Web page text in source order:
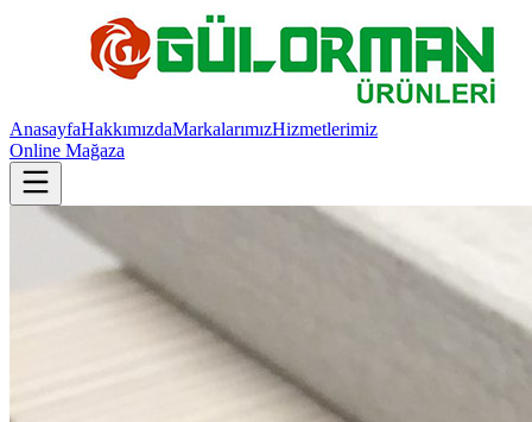
AnasayfaHakkımızdaMarkalarımızHizmetlerimiz
Online Mağaza